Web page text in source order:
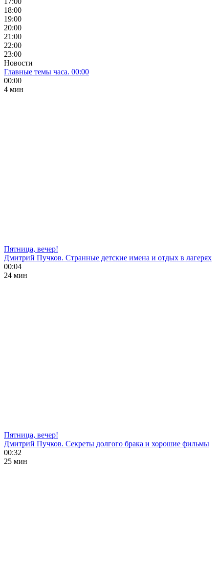
18:00
19:00
20:00
21:00
22:00
23:00
Новости
Главные темы часа. 00:00
00:00
4 мин
Пятница, вечер!
Дмитрий Пучков. Странные детские имена и отдых в лагерях
00:04
24 мин
Пятница, вечер!
Дмитрий Пучков. Секреты долгого брака и хорошие фильмы
00:32
25 мин